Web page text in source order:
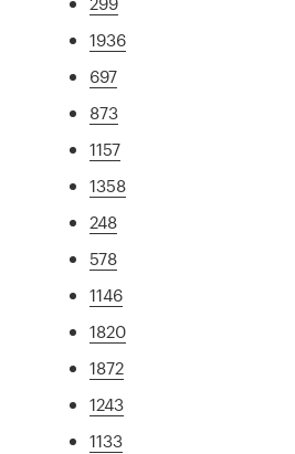
1936
697
873
1157
1358
248
578
1146
1820
1872
1243
1133